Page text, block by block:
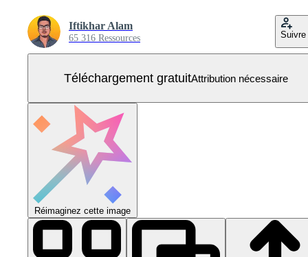
Iftikhar Alam
65 316 Ressources Suivre
Téléchargement gratuitAttribution nécessaire
Réimaginez cette image